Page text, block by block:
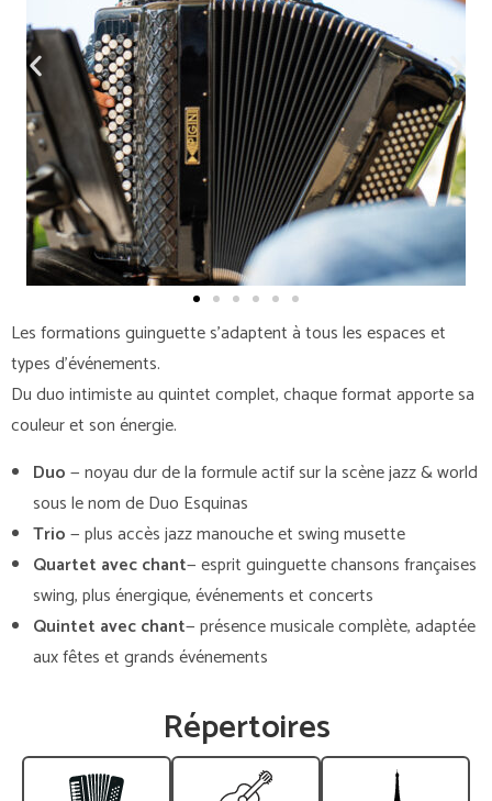
Les formations guinguette s’adaptent à tous les espaces et
types d’événements.
Du duo intimiste au quintet complet, chaque format apporte sa
couleur et son énergie.
Duo— noyau dur de la formule actif sur la scène jazz & world
sous le nom de Duo Esquinas
Trio— plus accès jazz manouche et swing musette
Quartet avec chant— esprit guinguette chansons françaises
swing, plus énergique, événements et concerts
Quintet avec chant— présence musicale complète, adaptée
aux fêtes et grands événements
Répertoires